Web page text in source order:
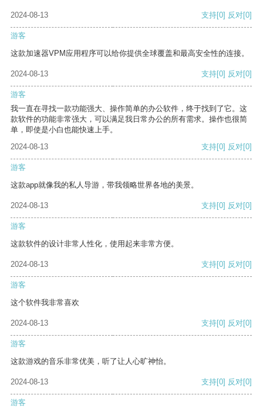
2024-08-13 支持[0] 反对[0]
游客
这款加速器VPM应用程序可以给你提供全球覆盖和最高安全性的连接。
2024-08-13 支持[0] 反对[0]
游客
我一直在寻找一款功能强大、操作简单的办公软件，终于找到了它。这
款软件的功能非常强大，可以满足我日常办公的所有需求。操作也很简
单，即使是小白也能快速上手。
2024-08-13
支持[0] 反对[0]
游客
这款app就像我的私人导游，带我领略世界各地的美景。
2024-08-13 支持[0] 反对[0]
游客
这款软件的设计非常人性化，使用起来非常方便。
2024-08-13 支持[0] 反对[0]
游客
这个软件我非常喜欢
2024-08-13 支持[0] 反对[0]
游客
这款游戏的音乐非常优美，听了让人心旷神怡。
2024-08-13 支持[0] 反对[0]
游客